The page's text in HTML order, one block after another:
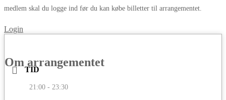
medlem skal du logge ind før du kan købe billetter til arrangementet.
Login
Om arrangementet
TID
21:00 - 23:30